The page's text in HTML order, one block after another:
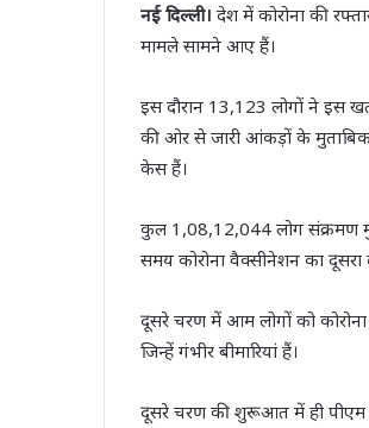
नई दिल्ली। देश में कोरोना की
मामले सामने आए हैं।
इस दौरान 13,123 लोगों ने इस
की ओर से जारी आंकड़ों के
केस हैं।
कुल 1,08,12,044 लोग संक्रमण
समय कोरोना वैक्सीनेशन का दूसरा
दूसरे चरण में आम लोगों को
जिन्हें गंभीर बीमारियां हैं।
दूसरे चरण की शुरूआत में ही पीएम